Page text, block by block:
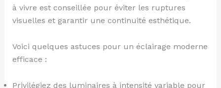
à vivre est conseillée pour éviter les ruptures
visuelles et garantir une continuité esthétique.
Voici quelques astuces pour un éclairage moderne
efficace :
Privilégiez des luminaires à intensité variable pour